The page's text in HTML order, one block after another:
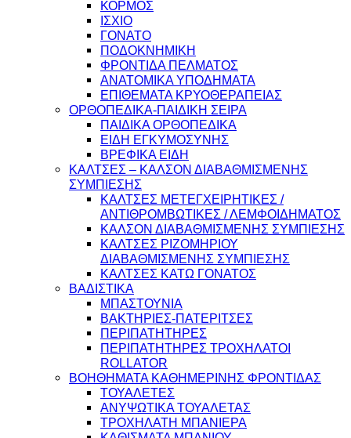
ΚΟΡΜΟΣ
ΙΣΧΙΟ
ΓΟΝΑΤΟ
ΠΟΔΟΚΝΗΜΙΚΗ
ΦΡΟΝΤΙΔΑ ΠΕΛΜΑΤΟΣ
ΑΝΑΤΟΜΙΚΑ ΥΠΟΔΗΜΑΤΑ
ΕΠΙΘΕΜΑΤΑ ΚΡΥΟΘΕΡΑΠΕΙΑΣ
ΟΡΘΟΠΕΔΙΚΑ-ΠΑΙΔΙΚΗ ΣΕΙΡΑ
ΠΑΙΔΙΚΑ ΟΡΘΟΠΕΔΙΚΑ
ΕΙΔΗ ΕΓΚΥΜΟΣΥΝΗΣ
ΒΡΕΦΙΚΑ ΕΙΔΗ
ΚΑΛΤΣΕΣ – ΚΑΛΣΟΝ ΔΙΑΒΑΘΜΙΣΜΕΝΗΣ
ΣΥΜΠΙΕΣΗΣ
ΚΑΛΤΣΕΣ ΜΕΤΕΓΧΕΙΡΗΤΙΚΕΣ /
ΑΝΤΙΘΡΟΜΒΩΤΙΚΕΣ / ΛΕΜΦΟΙΔΗΜΑΤΟΣ
ΚΑΛΣΟΝ ΔΙΑΒΑΘΜΙΣΜΕΝΗΣ ΣΥΜΠΙΕΣΗΣ
ΚΑΛΤΣΕΣ ΡΙΖΟΜΗΡΙΟΥ
ΔΙΑΒΑΘΜΙΣΜΕΝΗΣ ΣΥΜΠΙΕΣΗΣ
ΚΑΛΤΣΕΣ ΚΑΤΩ ΓΟΝΑΤΟΣ
ΒΑΔΙΣΤΙΚΑ
ΜΠΑΣΤΟΥΝΙΑ
ΒΑΚΤΗΡΙΕΣ-ΠΑΤΕΡΙΤΣΕΣ
ΠΕΡΙΠΑΤΗΤΗΡΕΣ
ΠΕΡΙΠΑΤΗΤΗΡΕΣ ΤΡΟΧΗΛΑΤΟΙ
ROLLATOR
ΒΟΗΘΗΜΑΤΑ ΚΑΘΗΜΕΡΙΝΗΣ ΦΡΟΝΤΙΔΑΣ
ΤΟΥΑΛΕΤΕΣ
ΑΝΥΨΩΤΙΚΑ ΤΟΥΑΛΕΤΑΣ
ΤΡΟΧΗΛΑΤΗ ΜΠΑΝΙΕΡΑ